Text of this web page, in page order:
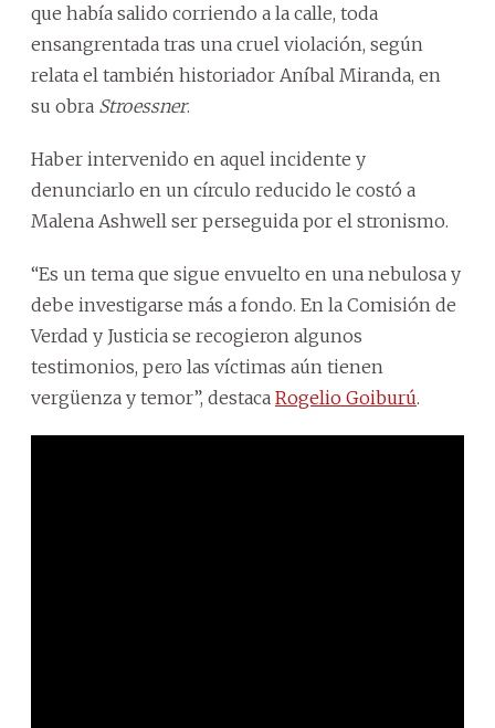
que había salido corriendo a la calle, toda
ensangrentada tras una cruel violación, según
relata el también historiador Aníbal Miranda, en
su obra Stroessner.
Haber intervenido en aquel incidente y
denunciarlo en un círculo reducido le costó a
Malena Ashwell ser perseguida por el stronismo.
“Es un tema que sigue envuelto en una nebulosa y
debe investigarse más a fondo. En la Comisión de
Verdad y Justicia se recogieron algunos
testimonios, pero las víctimas aún tienen
vergüenza y temor”, destaca Rogelio Goiburú.